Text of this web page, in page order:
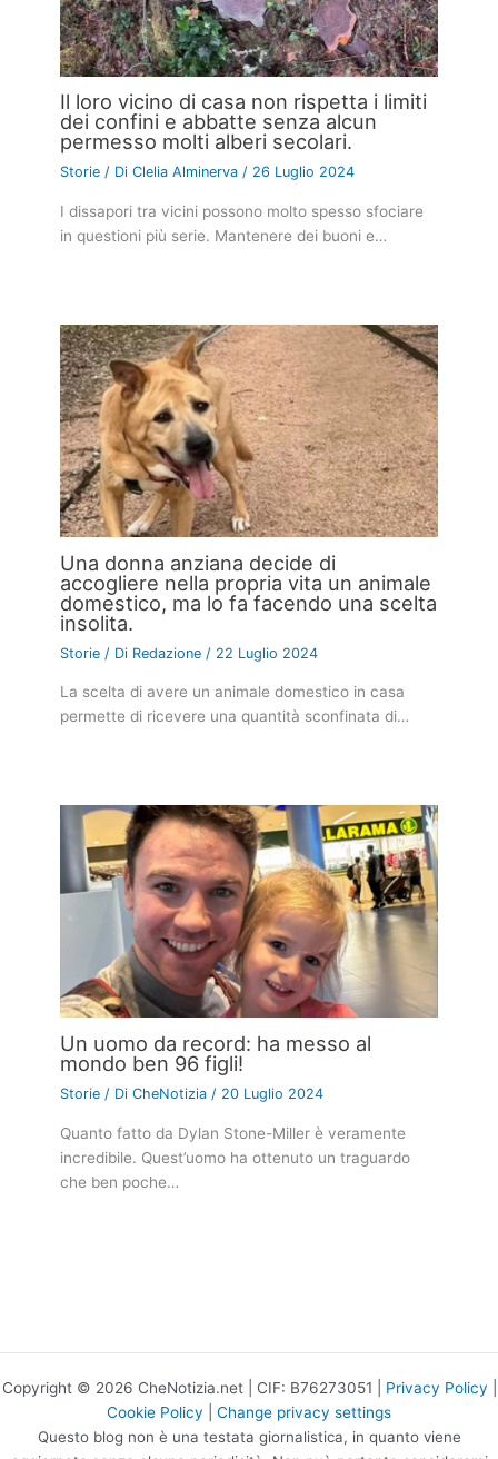
Il loro vicino di casa non rispetta i limiti
dei confini e abbatte senza alcun
permesso molti alberi secolari.
Storie / DiClelia Alminerva/ 26 Luglio 2024
I dissapori tra vicini possono molto spesso sfociare
in questioni più serie. Mantenere dei buoni e…
Una donna anziana decide di
accogliere nella propria vita un animale
domestico, ma lo fa facendo una scelta
insolita.
Storie / Di Redazione / 22 Luglio 2024
La scelta di avere un animale domestico in casa
permette di ricevere una quantità sconfinata di…
Un uomo da record: ha messo al
mondo ben 96 figli!
Storie / DiCheNotizia/ 20 Luglio 2024
Quanto fatto da Dylan Stone-Miller è veramente
incredibile. Quest’uomo ha ottenuto un traguardo
che ben poche…
Copyright © 2026 CheNotizia.net | CIF: B76273051 | Privacy Policy
Cookie Policy
Change privacy settings
Questo blog non è una testata giornalistica, in quanto viene